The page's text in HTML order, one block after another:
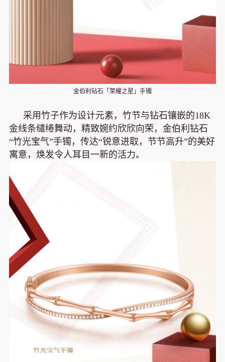
金伯利钻石「荣耀之星」手镯
采用竹子作为设计元素，竹节与钻石镶嵌的18K
金线条缱绻舞动，精致婉约欣欣向荣，金伯利钻石
“竹光宝气”手镯，传达“锐意进取，节节高升”的美好
寓意，焕发令人耳目一新的活力。